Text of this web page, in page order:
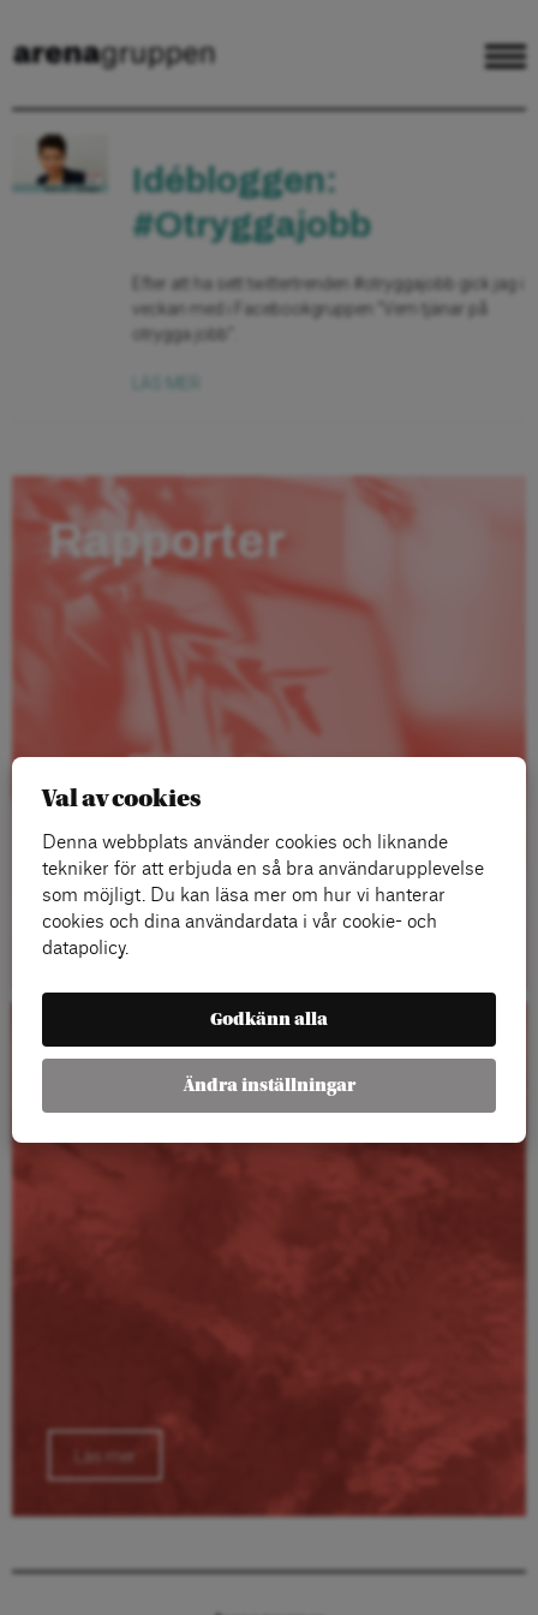
Idébloggen:
#Otryggajobb
Efter att ha sett twittertrenden #otryggajobb gick jag i
veckan med i Facebookgruppen ”Vem tjänar på
otrygga jobb”.
Rapporter
Läs mer
Kalender
Läs mer
Val av cookies
Denna webbplats använder cookies och liknande
tekniker för att erbjuda en så bra användarupplevelse
som möjligt. Du kan läsa mer om hur vi hanterar
cookies och dina användardata i vår cookie- och
datapolicy.
Godkänn alla
Ändra inställningar